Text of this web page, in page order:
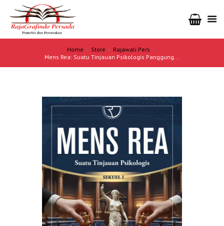
Home Store
Rajawali Pers
Mens Rea: Suatu Tinjauan Psikologis Panggung...